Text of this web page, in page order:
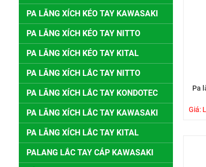
Pa
Giá:
PA LĂNG XÍCH KÉO TAY KAWASAKI
PA LĂNG XÍCH KÉO TAY NITTO
PA LĂNG XÍCH KÉO TAY KITAL
PA LĂNG XÍCH LẮC TAY NITTO
PA LĂNG XÍCH LẮC TAY KONDOTEC
PA LĂNG XÍCH LẮC TAY KAWASAKI
PA LĂNG XÍCH LẮC TAY KITAL
PALANG LẮC TAY CÁP KAWASAKI